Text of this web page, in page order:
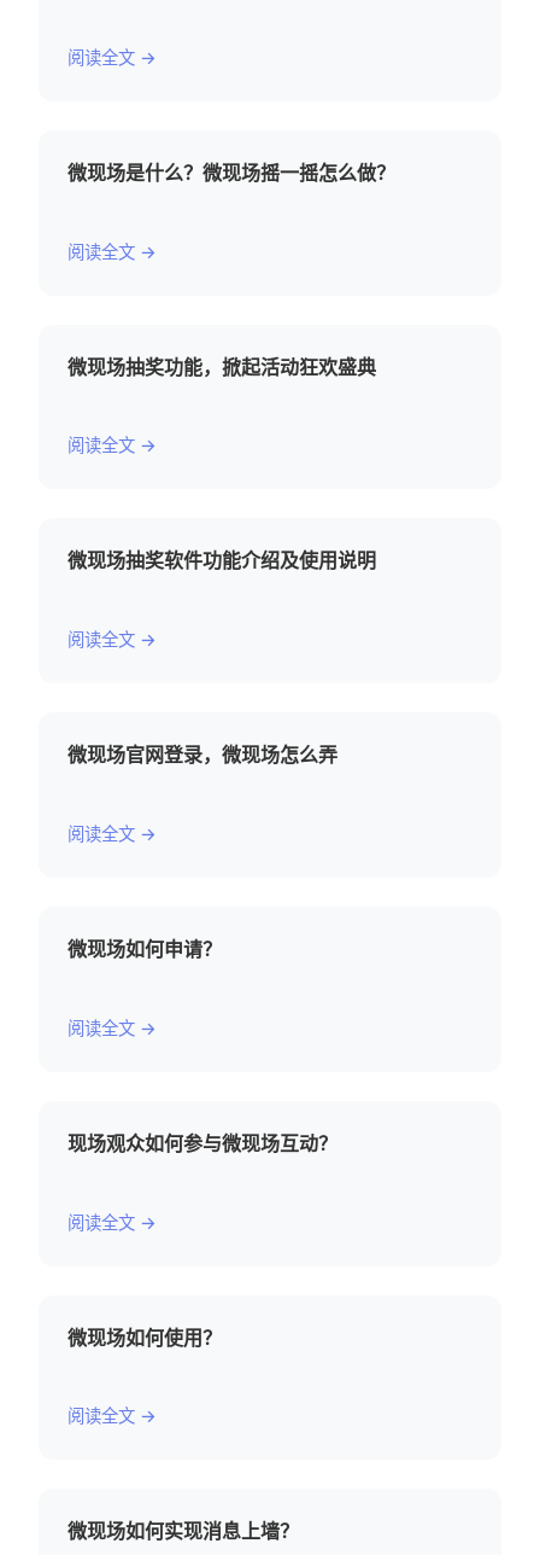
阅读全文 →
微现场是什么？微现场摇一摇怎么做？
阅读全文 →
微现场抽奖功能，掀起活动狂欢盛典
阅读全文 →
微现场抽奖软件功能介绍及使用说明
阅读全文 →
微现场官网登录，微现场怎么弄
阅读全文 →
微现场如何申请？
阅读全文 →
现场观众如何参与微现场互动？
阅读全文 →
微现场如何使用？
阅读全文 →
微现场如何实现消息上墙？